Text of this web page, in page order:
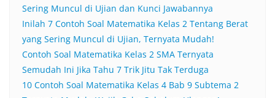
Sering Muncul di Ujian dan Kunci Jawabannya
Inilah 7 Contoh Soal Matematika Kelas 2 Tentang Berat
yang Sering Muncul di Ujian, Ternyata Mudah!
Contoh Soal Matematika Kelas 2 SMA Ternyata
Semudah Ini Jika Tahu 7 Trik Jitu Tak Terduga
10 Contoh Soal Matematika Kelas 4 Bab 9 Subtema 2